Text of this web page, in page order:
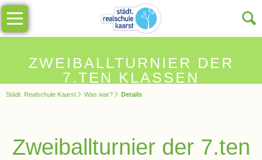
ZWEIBALLTURNIER DER
7.TEN KLASSEN
Navigation
überspringen
Unsere
Schule
Schulinfos
Allgemeine
Impressionen
Städt. Realschule Kaarst Was war? Details
Zweiballturnier der 7.ten